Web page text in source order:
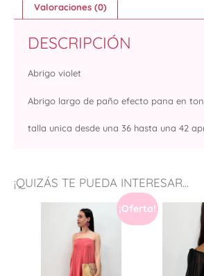
¡QUIZÁS TE PUEDA INTERESAR...
¡Oferta!
Valoraciones (0)
DESCRIPCIÓN
Abrigo violet
Abrigo largo de paño efecto pana en
talla unica desde una 36 hasta una 42